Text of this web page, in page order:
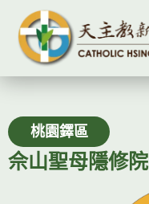
桃園鐸區
佘山聖母隱修院